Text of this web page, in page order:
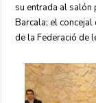
su entrada al salón
Barcala; el concejal
de la Federació de